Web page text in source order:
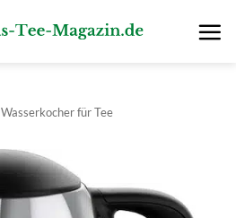
Wasserkocher für Tee